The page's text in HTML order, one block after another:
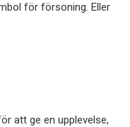
för försoning. Eller
att ge en upplevelse,